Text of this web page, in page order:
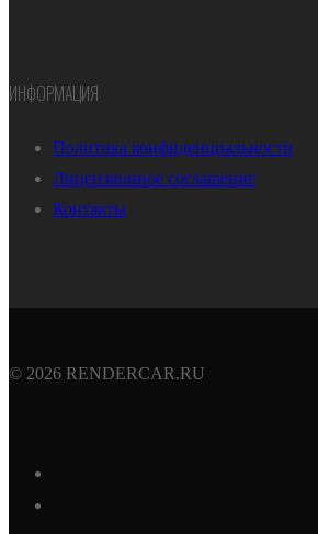
ИНФОРМАЦИЯ
Политика конфиденциальности
Лицензионное соглашение
Контакты
© 2026 RENDERCAR.RU